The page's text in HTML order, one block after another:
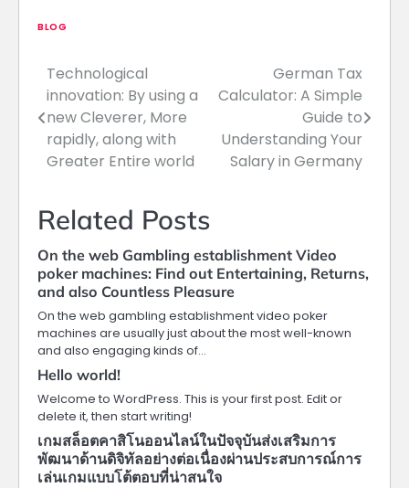
BLOG
Post
navigation
Technological
innovation: By using a
new Cleverer, More
rapidly, along with
Greater Entire world
German Tax
Calculator: A Simple
Guide to
Understanding Your
Salary in Germany
Related Posts
On the web Gambling establishment Video
poker machines: Find out Entertaining, Returns,
and also Countless Pleasure
On the web gambling establishment video poker
machines are usually just about the most well-known
and also engaging kinds of…
Hello world!
Welcome to WordPress. This is your first post. Edit or
delete it, then start writing!
เกมสล็อตคาสิโนออนไลน์ในปัจจุบันส่งเสริมการ
พัฒนาด้านดิจิทัลอย่างต่อเนื่องผ่านประสบการณ์การ
เล่นเกมแบบโต้ตอบที่น่าสนใจ